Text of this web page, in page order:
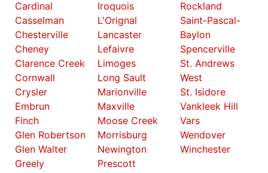
Cardinal
Casselman
Chesterville
Cheney
Clarence Creek
Cornwall
Crysler
Embrun
Finch
Glen Robertson
Glen Walter
Greely
Iroquois
L'Orignal
Lancaster
Lefaivre
Limoges
Long Sault
Marionville
Maxville
Moose Creek
Morrisburg
Newington
Prescott
Rockland
Saint-Pascal-
Baylon
Spencerville
St. Andrews
West
St. Isidore
Vankleek Hill
Vars
Wendover
Winchester